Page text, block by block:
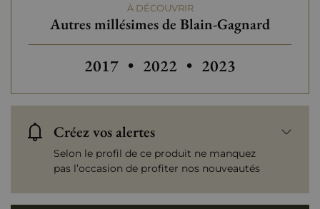
À DÉCOUVRIR
Autres millésimes de Blain-Gagnard
Autres millésimes de Blain-Gagnard
2017 • Autres millésimes de
2022 • 2023
Créez vos alertes
Selon le profil de ce produit ne manquez
pas l’occasion de profiter nos nouveautés